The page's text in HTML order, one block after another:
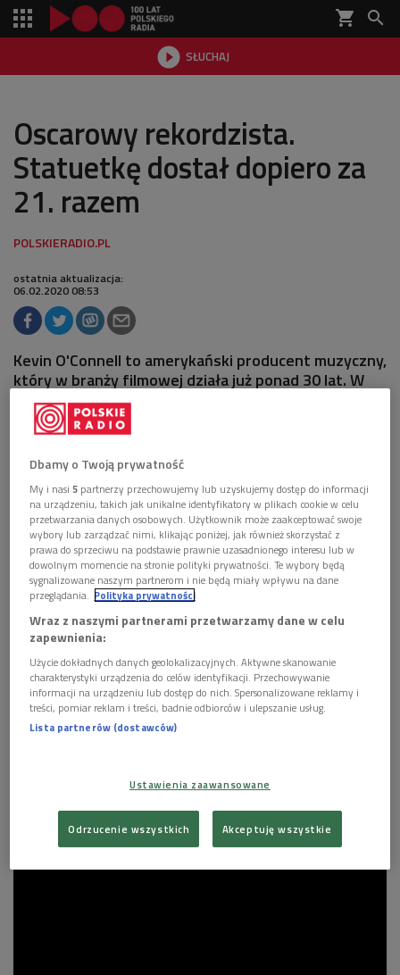
shopping_cart 
 SŁUCHAJ

Oscarowy rekordzista.
Statuetkę dostał dopiero za
21. razem
ostatnia aktualizacja:
06.02.2020 08:53
Kevin O'Connell to amerykański producent muzyczny,
który w branży filmowej działa już ponad 30 lat. W
tym czasie otrzymał aż 20 nominacji do Oscara, ale
zdobyć statuetkę udało mu się dopiero za 21. razem
w 2017 roku...
Kevin O’Connell Foto: PAP/Newscom/JIM RUYMEN
Podczas 89. ceremonii wręczenia tych najważniejszych nagród
Robert Mackenzie otrzymali Oscara za najlepszy dźwięk do
filmu "Hacksaw Ridge" ("Przełęcz ocalonych"):
Dbamy o Twoją prywatność
My i nasi5 partnerzy przechowujemy lub uzyskujemy dostęp do informacji
na urządzeniu, takich jak unikalne identyfikatory w plikach cookie w celu
przetwarzania danych osobowych. Użytkownik może zaakceptować swoje
wybory lub zarządzać nimi, klikając poniżej, jak również skorzystać z
prawa do sprzeciwu na podstawie prawnie uzasadnionego interesu lub w
dowolnym momencie na stronie polityki prywatności. Te wybory będą
sygnalizowane naszym partnerom i nie będą miały wpływu na dane
przeglądania. Polityka prywatności
Wraz z naszymi partnerami przetwarzamy dane w celu
zapewnienia:
Użycie dokładnych danych geolokalizacyjnych. Aktywne skanowanie
charakterystyki urządzenia do celów identyfikacji. Przechowywanie
informacji na urządzeniu lub dostęp do nich. Spersonalizowane reklamy i
treści, pomiar reklam i treści, badnie odbiorców i ulepszanie usług.
Lista partnerów (dostawców)
Ustawienia zaawansowane
Odrzucenie wszystkich Akceptuję wszystkie